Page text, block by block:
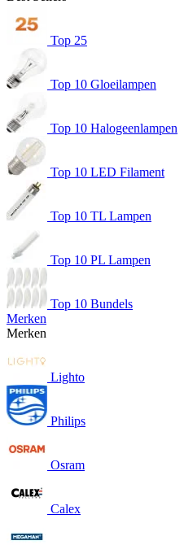
Top 25
Top 10 Gloeilampen
Top 10 Halogeenlampen
Top 10 LED Filament
Top 10 TL Lampen
Top 10 PL Lampen
Top 10 Bundels
Merken
Merken
Lighto
Philips
Osram
Calex